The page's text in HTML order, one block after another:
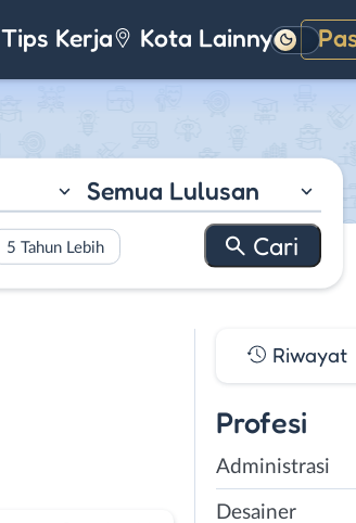
Tips Kerja Kota LainnyaGelap
Semua Lulusan
5 Tahun Lebih
Riwayat
Profesi
Administrasi
Desainer